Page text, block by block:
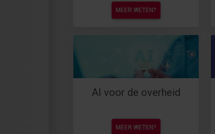
MEER WETEN?
AI voor de overheid
MEER WETEN?